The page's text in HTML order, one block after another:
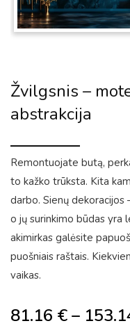
Žvilgsnis –
abstrakcija
Remontuojate butą,
to kažko trūksta. Kita
darbo. Sienų dekoracijos
o jų surinkimo būdas yra
akimirkas galėsite
puošniais raštais.
vaikas.
81.16 €–